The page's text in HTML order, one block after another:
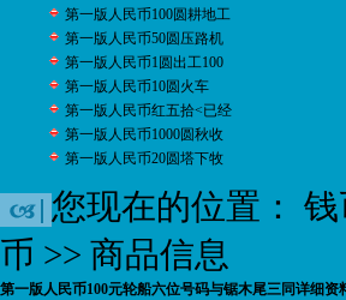
第一版人民币100圆耕地工
第一版人民币50圆压路机
第一版人民币1圆出工100
第一版人民币10圆火车
第一版人民币红五拾<已经
第一版人民币1000圆秋收
第一版人民币20圆塔下牧
您现在的位置： 钱
币 >> 商品信息
第一版人民币100元轮船六位号码与锯木尾三同详细资